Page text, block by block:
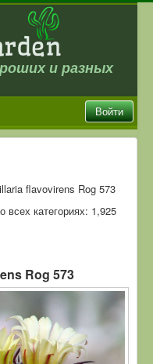
и разных
Войти
flavovirens Rog 573
категориях: 1,925
Rog 573